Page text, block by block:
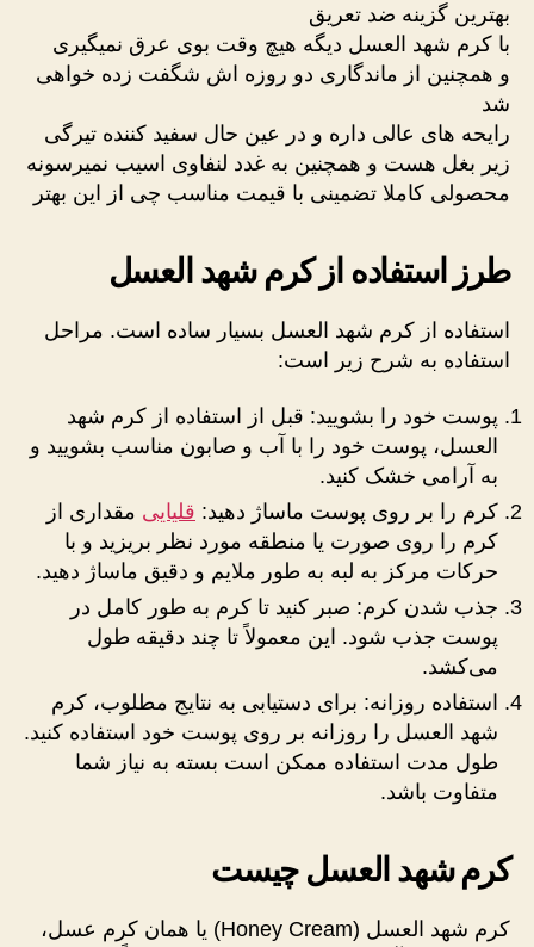
بهترین گزینه ضد تعریق
با کرم شهد العسل دیگه هیچ وقت بوی عرق نمیگیری
و همچنین از ماندگاری دو روزه اش شگفت زده خواهی
شد
رایحه های عالی داره و در عین حال سفید کننده تیرگی
زیر بغل هست و همچنین به غدد لنفاوی اسیب نمیرسونه
محصولی کاملا تضمینی با قیمت مناسب چی از این بهتر
طرز استفاده از کرم شهد العسل
استفاده از کرم شهد العسل بسیار ساده است. مراحل
استفاده به شرح زیر است:
پوست خود را بشویید: قبل از استفاده از کرم شهد
العسل، پوست خود را با آب و صابون مناسب بشویید و
به آرامی خشک کنید.
کرم را بر روی پوست ماساژ دهید: قلیایی مقداری از
کرم را روی صورت یا منطقه مورد نظر بریزید و با
حرکات مرکز به لبه به طور ملایم و دقیق ماساژ دهید.
جذب شدن کرم: صبر کنید تا کرم به طور کامل در
پوست جذب شود. این معمولاً تا چند دقیقه طول
می‌کشد.
استفاده روزانه: برای دستیابی به نتایج مطلوب، کرم
شهد العسل را روزانه بر روی پوست خود استفاده کنید.
طول مدت استفاده ممکن است بسته به نیاز شما
متفاوت باشد.
کرم شهد العسل چیست
کرم شهد العسل (Honey Cream) یا همان کرم عسل،